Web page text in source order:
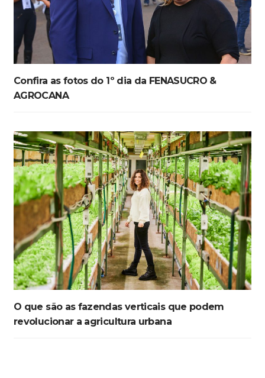
Confira as fotos do 1º dia da FENASUCRO &
AGROCANA
O que são as fazendas verticais que podem
revolucionar a agricultura urbana